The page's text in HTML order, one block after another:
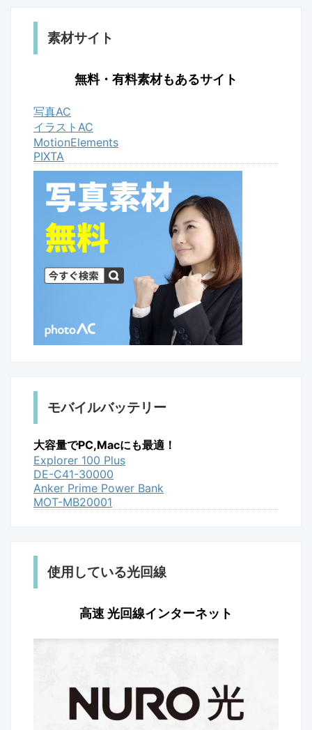
素材サイト
無料・有料素材もあるサイト
写真AC
イラストAC
MotionElements
PIXTA
モバイルバッテリー
大容量でPC,Macにも最適！
Explorer 100 Plus
DE-C41-30000
Anker Prime Power Bank
MOT-MB20001
使用している光回線
高速 光回線インターネット